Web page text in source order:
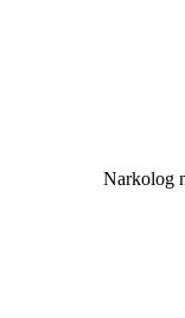
Narkolog